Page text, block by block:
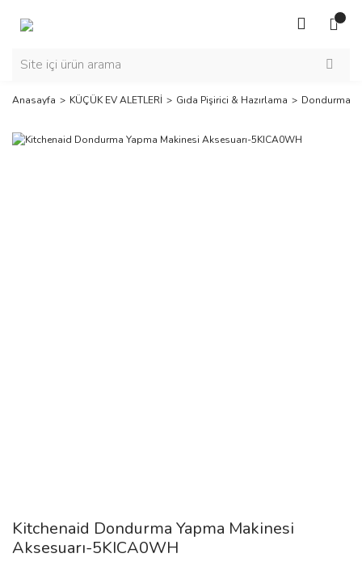
Anasayfa KÜÇÜK EV ALETLERİ Gıda Pişirici & Hazırlama Dondurma &
Kitchenaid Dondurma Yapma Makinesi
Aksesuarı-5KICA0WH